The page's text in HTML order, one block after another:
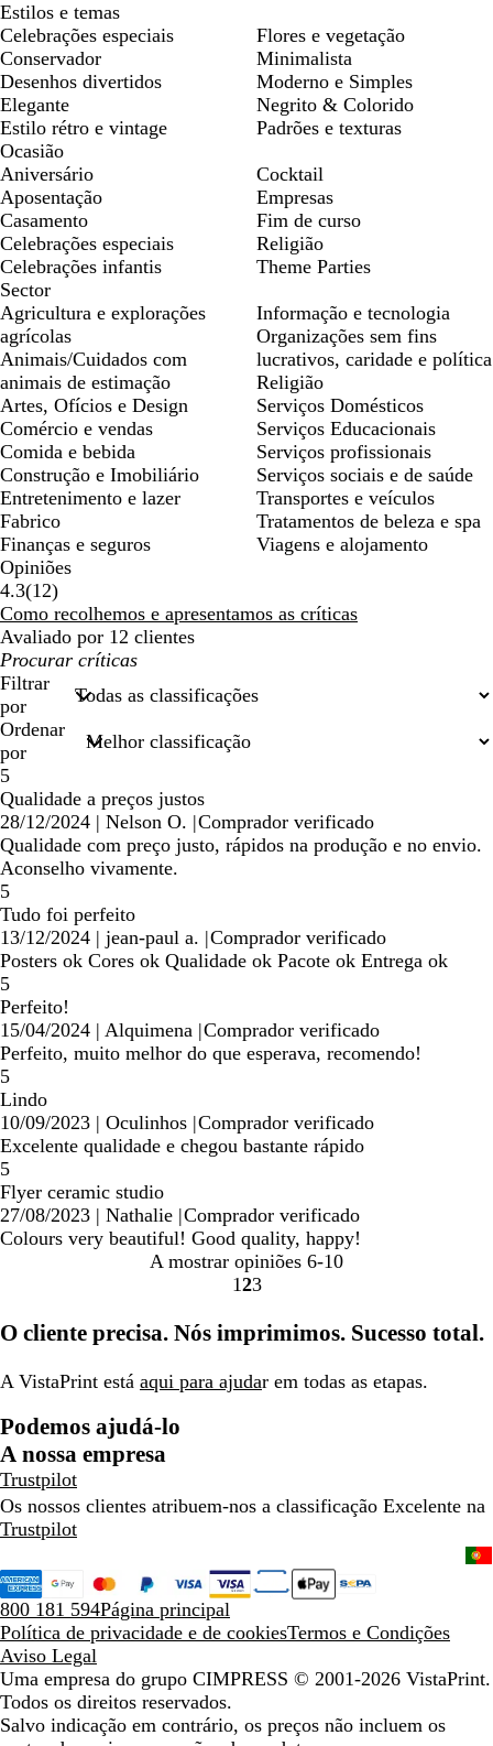
Estilos e temas
Celebrações especiais
Conservador
Desenhos divertidos
Elegante
Estilo rétro e vintage
Flores e vegetação
Minimalista
Moderno e Simples
Negrito & Colorido
Padrões e texturas
Ocasião
Aniversário
Aposentação
Casamento
Celebrações especiais
Celebrações infantis
Cocktail
Empresas
Fim de curso
Religião
Theme Parties
Sector
Agricultura e explorações
agrícolas
Animais/Cuidados com
animais de estimação
Artes, Ofícios e Design
Comércio e vendas
Comida e bebida
Construção e Imobiliário
Entretenimento e lazer
Fabrico
Finanças e seguros
Informação e tecnologia
Organizações sem fins
lucrativos, caridade e política
Religião
Serviços Domésticos
Serviços Educacionais
Serviços profissionais
Serviços sociais e de saúde
Transportes e veículos
Tratamentos de beleza e spa
Viagens e alojamento
Opiniões
4.3(1212
críticas
)
Como recolhemos e apresentamos as críticas
Avaliado por 12 clientes
As
minhas
entradas
de
pesquisa
Filtrar
por
Ordenar
por
5
Qualidade a preços justos
28/12/2024 | Nelson O. |Comprador verificado
Qualidade com preço justo, rápidos na produção e no envio.
Aconselho vivamente.
5
Tudo foi perfeito
13/12/2024 | jean-paul a. |Comprador verificado
Posters ok Cores ok Qualidade ok Pacote ok Entrega ok
5
Perfeito!
15/04/2024 | Alquimena |Comprador verificado
Perfeito, muito melhor do que esperava, recomendo!
5
Lindo
10/09/2023 | Oculinhos |Comprador verificado
Excelente qualidade e chegou bastante rápido
5
Flyer ceramic studio
27/08/2023 | Nathalie |Comprador verificado
Colours very beautiful! Good quality, happy!
A mostrar opiniões 6-10
Ir
a
1Ir
a
2Ir
a
3
O cliente precisa. Nós imprimimos. Sucesso total.
A VistaPrint está aqui para ajudar em todas as etapas.
Podemos ajudá-lo
A nossa empresa
Trustpilot
Os nossos clientes atribuem-nos a classificação Excelente na
Trustpilot
800 181 594Página principal
Política de privacidade e de cookiesTermos e Condições
Aviso Legal
Uma empresa do grupo CIMPRESS © 2001-2026 VistaPrint.
Todos os direitos reservados.
Salvo indicação em contrário, os preços não incluem os